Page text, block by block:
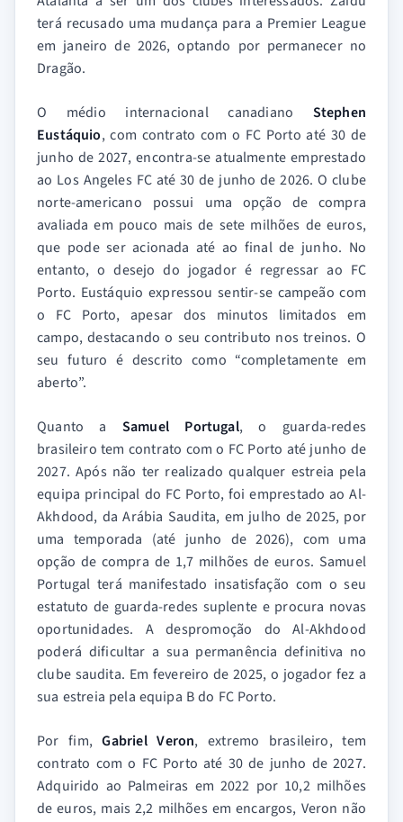
terá recusado uma mudança para a Premier League
em janeiro de 2026, optando por permanecer no
Dragão.
O médio internacional canadiano Stephen
Eustáquio, com contrato com o FC Porto até 30 de
junho de 2027, encontra-se atualmente emprestado
ao Los Angeles FC até 30 de junho de 2026. O clube
norte-americano possui uma opção de compra
avaliada em pouco mais de sete milhões de euros,
que pode ser acionada até ao final de junho. No
entanto, o desejo do jogador é regressar ao FC
Porto. Eustáquio expressou sentir-se campeão com
o FC Porto, apesar dos minutos limitados em
campo, destacando o seu contributo nos treinos. O
seu futuro é descrito como “completamente em
aberto”.
Quanto a Samuel Portugal, o guarda-redes
brasileiro tem contrato com o FC Porto até junho de
2027. Após não ter realizado qualquer estreia pela
equipa principal do FC Porto, foi emprestado ao Al-
Akhdood, da Arábia Saudita, em julho de 2025, por
uma temporada (até junho de 2026), com uma
opção de compra de 1,7 milhões de euros. Samuel
Portugal terá manifestado insatisfação com o seu
estatuto de guarda-redes suplente e procura novas
oportunidades. A despromoção do Al-Akhdood
poderá dificultar a sua permanência definitiva no
clube saudita. Em fevereiro de 2025, o jogador fez a
sua estreia pela equipa B do FC Porto.
Por fim,Gabriel Veron, extremo brasileiro, tem
contrato com o FC Porto até 30 de junho de 2027.
Adquirido ao Palmeiras em 2022 por 10,2 milhões
de euros, mais 2,2 milhões em encargos, Veron não